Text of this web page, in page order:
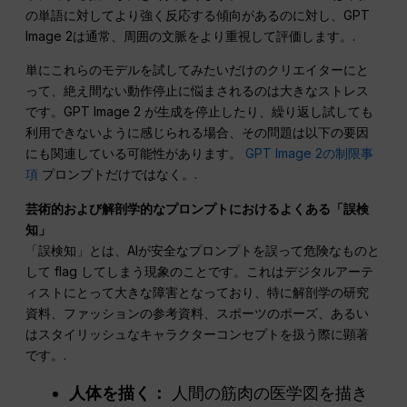
の単語に対してより強く反応する傾向があるのに対し、GPT
Image 2は通常、周囲の文脈をより重視して評価します。.
単にこれらのモデルを試してみたいだけのクリエイターにと
って、絶え間ない動作停止に悩まされるのは大きなストレス
です。GPT Image 2 が生成を停止したり、繰り返し試しても
利用できないように感じられる場合、その問題は以下の要因
にも関連している可能性があります。 GPT Image 2の制限事
項 プロンプトだけではなく。.
芸術的および解剖学的なプロンプトにおけるよくある「誤検
知」
「誤検知」とは、AIが安全なプロンプトを誤って危険なものと
して flag してしまう現象のことです。これはデジタルアーテ
ィストにとって大きな障害となっており、特に解剖学の研究
資料、ファッションの参考資料、スポーツのポーズ、あるい
はスタイリッシュなキャラクターコンセプトを扱う際に顕著
です。.
人体を描く： 人間の筋肉の医学図を描き